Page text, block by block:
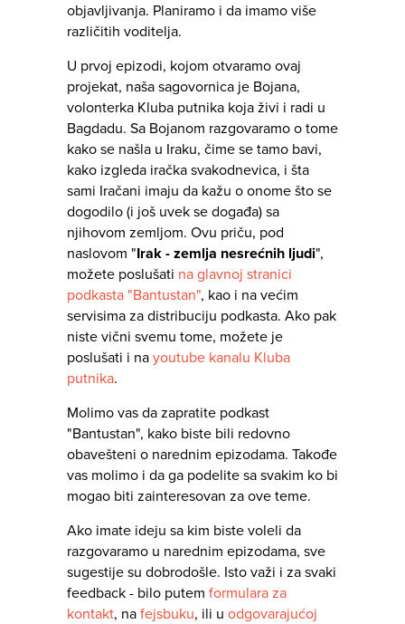
objavljivanja. Planiramo i da imamo više
različitih voditelja.
U prvoj epizodi, kojom otvaramo ovaj
projekat, naša sagovornica je Bojana,
volonterka Kluba putnika koja živi i radi u
Bagdadu. Sa Bojanom razgovaramo o tome
kako se našla u Iraku, čime se tamo bavi,
kako izgleda iračka svakodnevica, i šta
sami Iračani imaju da kažu o onome što se
dogodilo (i još uvek se događa) sa
njihovom zemljom. Ovu priču, pod
naslovom "Irak - zemlja nesrećnih ljudi",
možete poslušati na glavnoj stranici
podkasta "Bantustan", kao i na većim
servisima za distribuciju podkasta. Ako pak
niste vični svemu tome, možete je
poslušati i na youtube kanalu Kluba
putnika.
Molimo vas da zapratite podkast
"Bantustan", kako biste bili redovno
obavešteni o narednim epizodama. Takođe
vas molimo i da ga podelite sa svakim ko bi
mogao biti zainteresovan za ove teme.
Ako imate ideju sa kim biste voleli da
razgovaramo u narednim epizodama, sve
sugestije su dobrodošle. Isto važi i za svaki
feedback - bilo putem formulara za
kontakt, na fejsbuku, ili u odgovarajućoj